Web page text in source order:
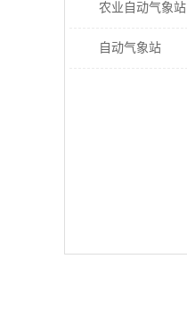
农业自动气象站
自动气象站